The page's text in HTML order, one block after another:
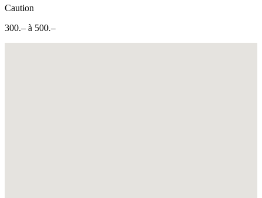
Caution
300.– à 500.–